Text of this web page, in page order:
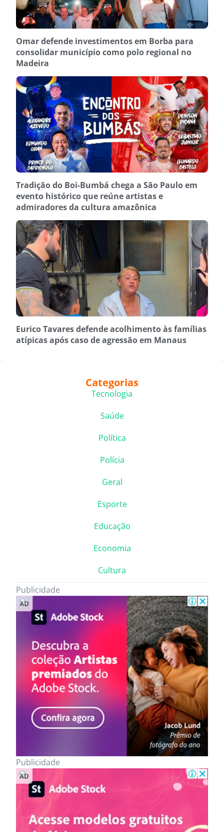
Omar defende investimentos em Borba para
consolidar município como polo regional no
Madeira
Tradição do Boi-Bumbá chega a São Paulo em
evento histórico que reúne artistas e
admiradores da cultura amazônica
Eurico Tavares defende acolhimento às famílias
atípicas após caso de agressão em Manaus
Categorias
Tecnologia
Saúde
Política
Polícia
Geral
Esporte
Educação
Economia
Cultura
Publicidade
Publicidade